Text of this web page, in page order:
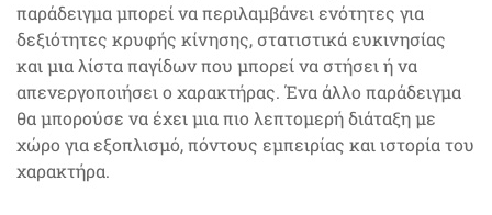
παράδειγμα μπορεί να περιλαμβάνει ενότητες για
δεξιότητες κρυφής κίνησης, στατιστικά ευκινησίας
και μια λίστα παγίδων που μπορεί να στήσει ή να
απενεργοποιήσει ο χαρακτήρας. Ένα άλλο παράδειγμα
θα μπορούσε να έχει μια πιο λεπτομερή διάταξη με
χώρο για εξοπλισμό, πόντους εμπειρίας και ιστορία του
χαρακτήρα.